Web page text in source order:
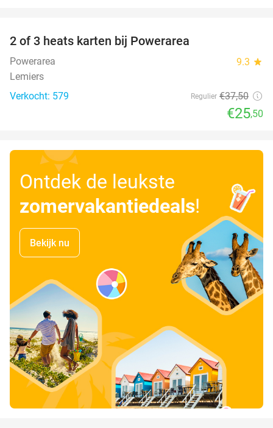
2 of 3 heats karten bij Powerarea
Powerarea 9.3 star
Lemiers
Verkocht: 579
Regulier €37,50
€25,50
Ontdek de leukste
zomervakantiedeals!
Bekijk nu